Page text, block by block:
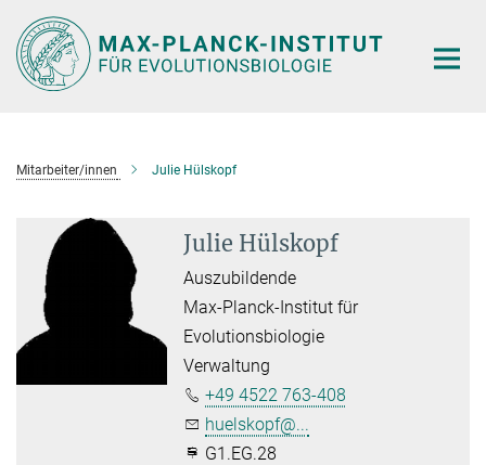
Hauptinhalt
Mitarbeiter/innen Julie Hülskopf
Julie Hülskopf
Auszubildende
Max-Planck-Institut für
Evolutionsbiologie
Verwaltung
+49 4522 763-408
huelskopf@...
G1.EG.28